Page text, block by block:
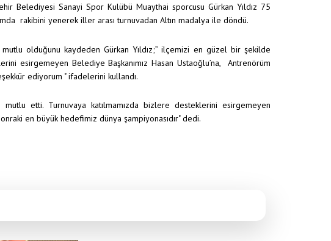
Belediyesi Sanayi Spor Kulübü Muaythai sporcusu Gürkan Yıldız 75
rakibini yenerek iller arası turnuvadan Altın madalya ile döndü.
olduğunu kaydeden Gürkan Yıldız;” ilçemizi en güzel bir şekilde
esirgemeyen Belediye Başkanımız Hasan Ustaoğlu’na, Antrenörüm
ediyorum " ifadelerini kullandı.
mutlu etti. Turnuvaya katılmamızda bizlere desteklerini esirgemeyen
en büyük hedefimiz dünya şampiyonasıdır" dedi.